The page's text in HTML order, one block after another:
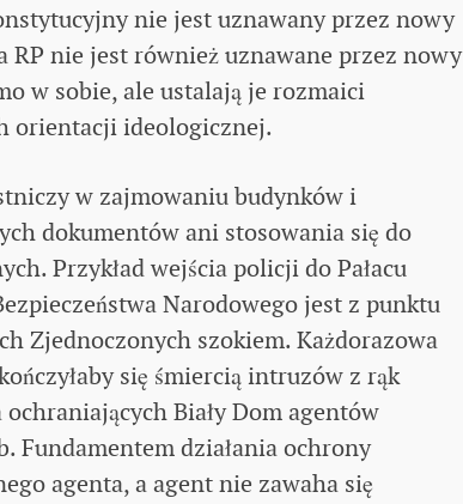
nie jest uznawany przez nowy
RP nie jest również uznawane przez nowy
w sobie, ale ustalają je rozmaici
orientacji ideologicznej.
w zajmowaniu budynków i
dokumentów ani stosowania się do
Przykład wejścia policji do Pałacu
Narodowego jest z punktu
Zjednoczonych szokiem. Każdorazowa
się śmiercią intruzów z rąk
Biały Dom agentów
Fundamentem działania ochrony
agenta, a agent nie zawaha się